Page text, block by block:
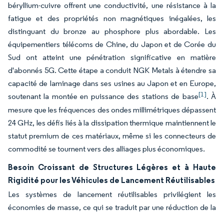
béryllium-cuivre offrent une conductivité, une résistance à la
fatigue et des propriétés non magnétiques inégalées, les
distinguant du bronze au phosphore plus abordable. Les
équipementiers télécoms de Chine, du Japon et de Corée du
Sud ont atteint une pénétration significative en matière
d'abonnés 5G. Cette étape a conduit NGK Metals à étendre sa
capacité de laminage dans ses usines au Japon et en Europe,
soutenant la montée en puissance des stations de base[1]. À
mesure que les fréquences des ondes millimétriques dépassent
24 GHz, les défis liés à la dissipation thermique maintiennent le
statut premium de ces matériaux, même si les connecteurs de
commodité se tournent vers des alliages plus économiques.
Besoin Croissant de Structures Légères et à Haute
Rigidité pour les Véhicules de Lancement Réutilisables
Les systèmes de lancement réutilisables privilégient les
économies de masse, ce qui se traduit par une réduction de la